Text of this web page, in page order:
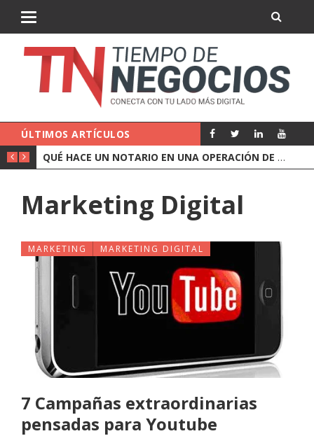
ÚLTIMOS ARTÍCULOS
QUÉ HACE UN NOTARIO EN UNA OPERACIÓN DE EMPRESA
Marketing Digital
MARKETING MARKETING DIGITAL
7 Campañas extraordinarias
pensadas para Youtube